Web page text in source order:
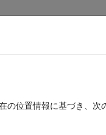
サインインし
サイン
の位置情報に基づき、次